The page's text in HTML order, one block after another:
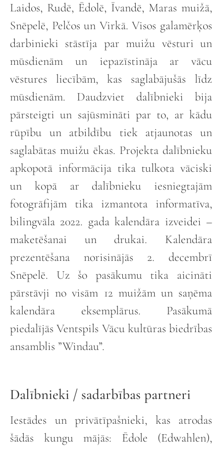
Laidos, Rudē, Ēdolē, Īvandē, Maras muižā,
Snēpelē, Pelčos un Virkā. Visos galamērķos
darbinieki stāstīja par muižu vēsturi un
mūsdienām un iepazīstināja ar vācu
vēstures liecībām, kas saglabājušās līdz
mūsdienām. Daudzviet dalībnieki bija
pārsteigti un sajūsmināti par to, ar kādu
rūpību un atbildību tiek atjaunotas un
saglabātas muižu ēkas. Projekta dalībnieku
apkopotā informācija tika tulkota vāciski
un kopā ar dalībnieku iesniegtajām
fotogrāfijām tika izmantota informatīva,
bilingvāla 2022. gada kalendāra izveidei –
maketēšanai un drukai. Kalendāra
prezentēšana norisinājās 2. decembrī
Snēpelē. Uz šo pasākumu tika aicināti
pārstāvji no visām 12 muižām un saņēma
kalendāra eksemplārus. Pasākumā
piedalījās Ventspils Vācu kultūras biedrības
ansamblis ”Windau”.
Dalībnieki / sadarbības partneri
Iestādes un privātīpašnieki, kas atrodas
šādās kungu mājās: Ēdole (Edwahlen),